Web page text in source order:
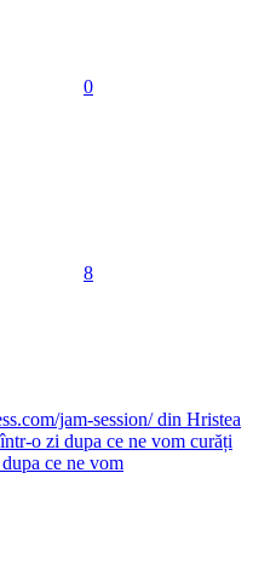
0
8
jam-session/ din Hristea
o zi dupa ce ne vom curăți
ce ne vom